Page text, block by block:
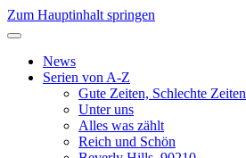
Zum Hauptinhalt springen
News
Serien von A-Z
Gute Zeiten, Schlechte Zeiten
Unter uns
Alles was zählt
Reich und Schön